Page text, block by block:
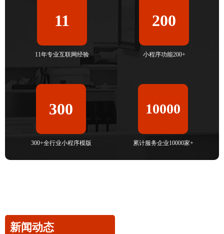
11
11年专业互联网经验
200
小程序功能200+
300
300+全行业小程序模版
10000
累计服务企业10000家+
新闻动态